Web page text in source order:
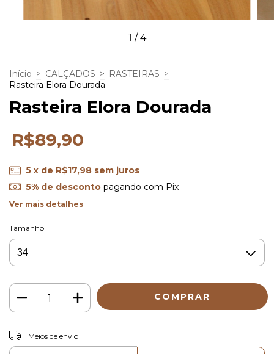
1 /4
Início > CALÇADOS > RASTEIRAS >
Rasteira Elora Dourada
Rasteira Elora Dourada
R$89,90
5 x de R$17,98 sem juros
5% de descontopagando com Pix
Ver mais detalhes
Tamanho
Entregas para o CEP:
Meios de envio